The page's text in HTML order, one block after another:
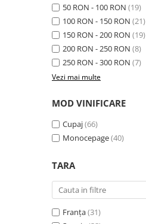
50 RON - 100 RON (19)
100 RON - 150 RON (21)
150 RON - 200 RON (19)
200 RON - 250 RON (8)
250 RON - 300 RON (7)
Vezi mai multe
MOD VINIFICARE
Cupaj(66)
Monocepage(40)
TARA
Franța(31)